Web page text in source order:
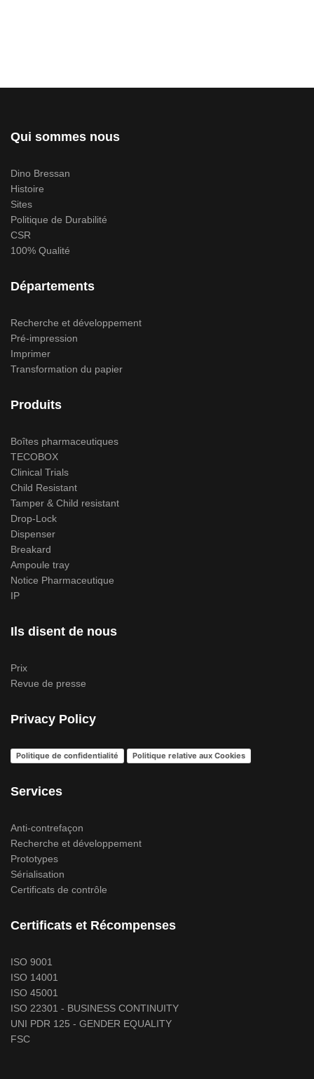
Qui sommes nous
Dino Bressan
Histoire
Sites
Politique de Durabilité
CSR
100% Qualité
Départements
Recherche et développement
Pré-impression
Imprimer
Transformation du papier
Produits
Boîtes pharmaceutiques
TECOBOX
Clinical Trials
Child Resistant
Tamper & Child resistant
Drop-Lock
Dispenser
Breakard
Ampoule tray
Notice Pharmaceutique
IP
Ils disent de nous
Prix
Revue de presse
Privacy Policy
Politique de confidentialité Politique relative aux Cookies
Services
Anti-contrefaçon
Recherche et développement
Prototypes
Sérialisation
Certificats de contrôle
Certificats et Récompenses
ISO 9001
ISO 14001
ISO 45001
ISO 22301 - BUSINESS CONTINUITY
UNI PDR 125 - GENDER EQUALITY
FSC